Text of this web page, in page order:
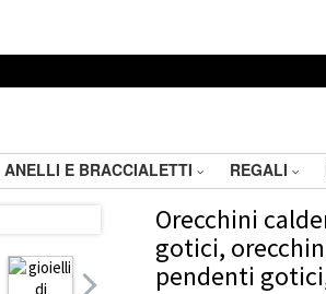
ANELLI E BRACCIALETTI REGALI
Orecchini
gotici,
pendenti